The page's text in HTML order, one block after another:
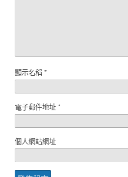
顯示名稱*
電子郵件地址*
個人網站網址